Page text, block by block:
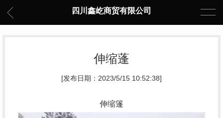
四川鑫屹商贸有限公司
伸缩蓬
[发布日期：2023/5/15 10:52:38]
伸缩篷